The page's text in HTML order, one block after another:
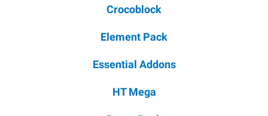
Crocoblock
Element Pack
Essential Addons
HT Mega